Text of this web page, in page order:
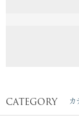
CATEGORY カ